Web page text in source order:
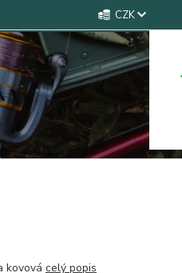
CZK
kovová celý popis